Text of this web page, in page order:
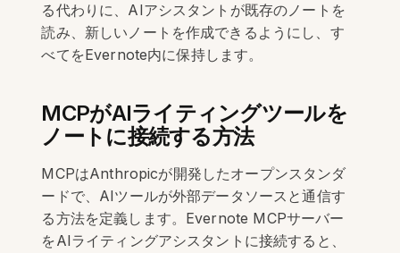
る代わりに、AIアシスタントが既存のノートを
読み、新しいノートを作成できるようにし、す
べてをEvernote内に保持します。
MCPがAIライティングツールを
ノートに接続する方法
MCPはAnthropicが開発したオープンスタンダ
ードで、AIツールが外部データソースと通信す
る方法を定義します。Evernote MCPサーバー
をAIライティングアシスタントに接続すると、